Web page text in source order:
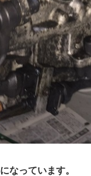
なっています。